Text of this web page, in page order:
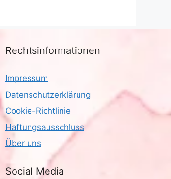
Rechtsinformationen
Impressum
Datenschutzerklärung
Cookie-Richtlinie
Haftungsausschluss
Über uns
Social Media